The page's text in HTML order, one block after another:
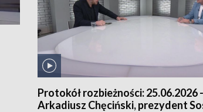
Protokół rozbieżności: 25.06.2026 -
Arkadiusz Chęciński, prezydent